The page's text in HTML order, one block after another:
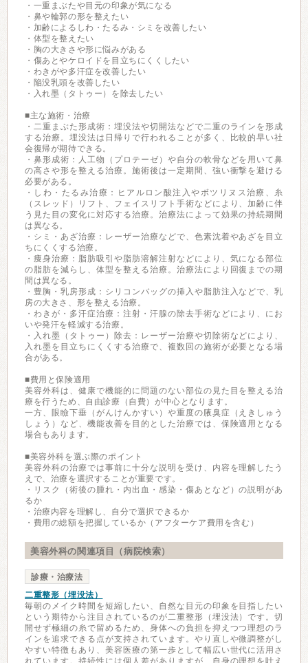
・一重まぶたや目元の印象が気になる
・鼻や輪郭の形を整えたい
・加齢によるしわ・たるみ・シミを改善したい
・体型を整えたい
・胸の大きさや形に悩みがある
・傷あとやケロイドを目立ちにくくしたい
・わきがや多汗症を改善したい
・陥没乳頭を改善したい
・入れ墨（タトゥー）を除去したい
■主な施術・治療
・二重まぶた形成術：埋没法や切開法などで二重のラインを形成
する治療。埋没法は日帰りで行われることが多く、比較的早い社
会復帰が期待できる。
・鼻形成術：人工物（プロテーゼ）や自分の軟骨などを用いて鼻
の高さや形を整える治療。施術後は一定期間、強い衝撃を避ける
必要がある。
・しわ・たるみ治療：ヒアルロン酸注入やボツリヌス治療、糸
（スレッド）リフト、フェイスリフト手術などにより、加齢に伴
う見た目の変化に対応する治療。治療法によって効果の持続期間
は異なる。
・シミ・あざ治療：レーザー治療などで、色素沈着やあざを目立
ちにくくする治療。
・痩身治療：脂肪吸引や脂肪溶解注射などにより、気になる部位
の脂肪を減らし、体型を整える治療。治療法により回復までの期
間は異なる。
・豊胸・乳房形成：シリコンバッグの挿入や脂肪注入などで、乳
房の大きさ、形を整える治療。
・わきが・多汗症治療：注射・汗腺の除去手術などにより、にお
いや発汗を軽減する治療。
・入れ墨（タトゥー）除去：レーザー治療や切除術などにより、
入れ墨を目立ちにくくする治療で、複数回の施術が必要となる場
合がある。
■費用と保険適用
美容外科は、健康で機能的に問題のない部位の見た目を整える治
療を行うため、自由診療（自費）が中心となります。
一方、眼瞼下垂（がんけんかすい）や重度の腋臭症（えきしゅう
しょう）など、機能改善を目的とした治療では、保険適用となる
場合もあります。
■美容外科を選ぶ際のポイント
美容外科の治療では事前に十分な説明を受け、内容を理解したう
えで、治療を選択することが重要です。
・リスク（術後の腫れ・内出血・感染・傷あとなど）の説明があ
るか
・治療内容を理解し、自分で選択できるか
・費用の総額を把握しているか（アフターケア費用を含む）
美容外科の関連項目（病院検索）
診療・治療法
二重整形（埋没法）
毎朝のメイク時間を短縮したい、自然な目元の印象を目指したい
という期待から注目されているのが二重整形（埋没法）です。切
開せず極細の糸で留めるため、身体への負担を抑えつつ理想のラ
インを追求できる点が支持されています。やり直しや微調整がし
やすい特徴もあり、美容医療の第一歩として幅広い世代に活用さ
れています。持続性には個人差がありますが、自身の理想を叶え